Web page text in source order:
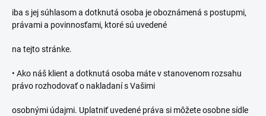
iba s jej súhlasom a dotknutá osoba je oboznámená s postupmi,
právami a povinnosťami, ktoré sú uvedené
na tejto stránke.
• Ako náš klient a dotknutá osoba máte v stanovenom rozsahu
právo rozhodovať o nakladaní s Vašimi
osobnými údajmi. Uplatniť uvedené práva si môžete osobne sídle